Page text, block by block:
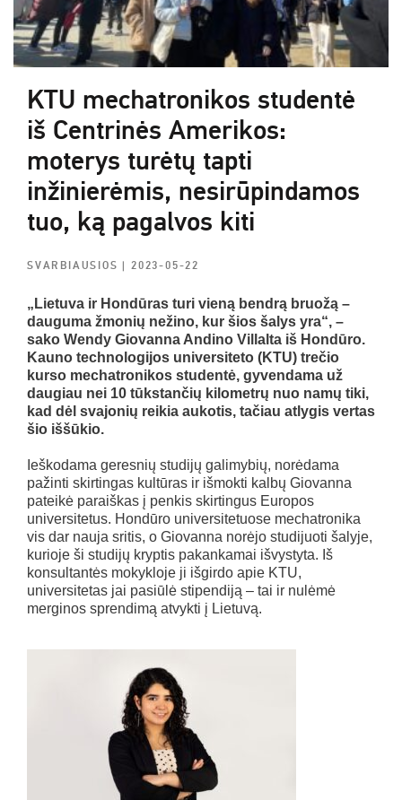
KTU mechatronikos studentė
iš Centrinės Amerikos:
moterys turėtų tapti
inžinierėmis, nesirūpindamos
tuo, ką pagalvos kiti
SVARBIAUSIOS | 2023-05-22
„Lietuva ir Hondūras turi vieną bendrą bruožą –
dauguma žmonių nežino, kur šios šalys yra“, –
sako Wendy Giovanna Andino Villalta iš Hondūro.
Kauno technologijos universiteto (KTU) trečio
kurso mechatronikos studentė, gyvendama už
daugiau nei 10 tūkstančių kilometrų nuo namų tiki,
kad dėl svajonių reikia aukotis, tačiau atlygis vertas
šio iššūkio.
Ieškodama geresnių studijų galimybių, norėdama
pažinti skirtingas kultūras ir išmokti kalbų Giovanna
pateikė paraiškas į penkis skirtingus Europos
universitetus. Hondūro universitetuose mechatronika
vis dar nauja sritis, o Giovanna norėjo studijuoti šalyje,
kurioje ši studijų kryptis pakankamai išvystyta. Iš
konsultantės mokykloje ji išgirdo apie KTU,
universitetas jai pasiūlė stipendiją – tai ir nulėmė
merginos sprendimą atvykti į Lietuvą.